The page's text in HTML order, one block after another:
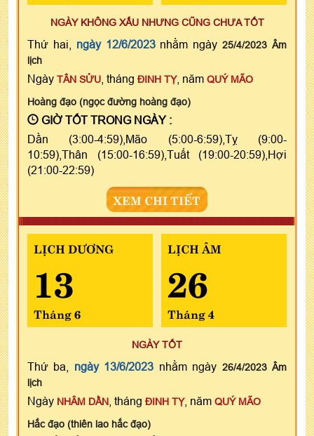
NGÀY KHÔNG XẤU NHƯNG CŨNG CHƯA TỐT
Thứ hai, ngày 12/6/2023nhằm ngày25/4/2023 Âm
lịch
Ngày TÂN SỬU , tháng ĐINH TỴ, năm QUÝ MÃO
Hoàng đạo (ngọc đường hoàng đạo)
GIỜ TỐT TRONG NGÀY :
Dần (3:00-4:59),Mão (5:00-6:59),Tỵ (9:00-
10:59),Thân (15:00-16:59),Tuất (19:00-20:59),Hợi
(21:00-22:59)
XEM CHI TIẾT
LỊCH DƯƠNG
13
Tháng 6
LỊCH ÂM
26
Tháng 4
NGÀY TỐT
Thứ ba, ngày 13/6/2023 nhằm ngày 26/4/2023 Âm
lịch
Ngày NHÂM DẦN , tháng ĐINH TỴ, năm QUÝ MÃO
Hắc đạo (thiên lao hắc đạo)